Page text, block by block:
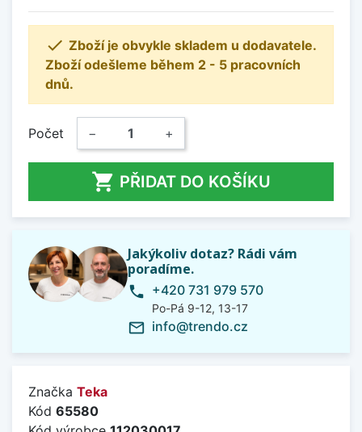
 Zboží je obvykle skladem u dodavatele.
Zboží odešleme během 2 - 5 pracovních
dnů.
Počet − +
 PŘIDAT DO KOŠÍKU
Jakýkoliv dotaz? Rádi vám
poradíme.
phone +420 731 979 570
Po-Pá 9-12, 13-17
mail_outline info@trendo.cz
Značka Teka
Kód 65580